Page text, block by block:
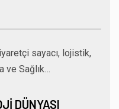
sayacı, lojistik,
ve Sağlık…
DÜNYASI